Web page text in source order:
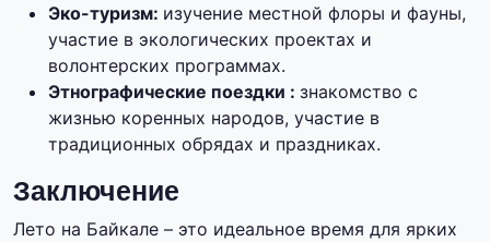
Эко-туризм: изучение местной флоры и фауны,
участие в экологических проектах и
волонтерских программах.
Этнографические поездки : знакомство с
жизнью коренных народов, участие в
традиционных обрядах и праздниках.
Заключение
Лето на Байкале – это идеальное время для ярких